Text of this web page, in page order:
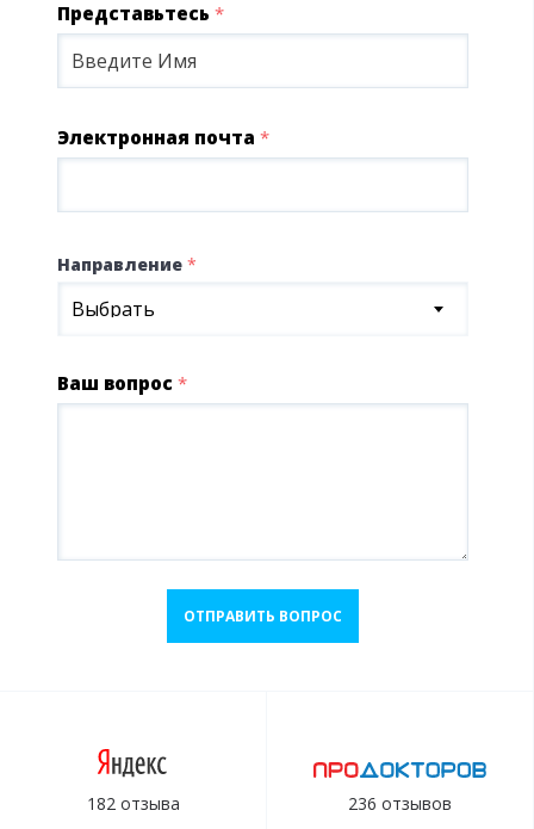
Представьтесь *
Электронная почта *
Направление *
Выбрать
Ваш вопрос *
ОТПРАВИТЬ ВОПРОС
182 отзыва 236 отзывов